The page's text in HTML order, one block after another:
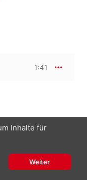
1:41
Inhalte für
Weiter